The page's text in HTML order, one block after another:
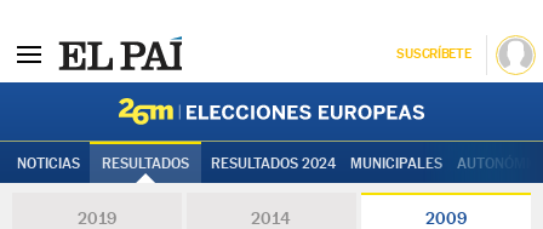
SUSCRÍBETE
NOTICIAS RESULTADOS RESULTADOS 2024 MUNICIPALES
2019 2014 2009